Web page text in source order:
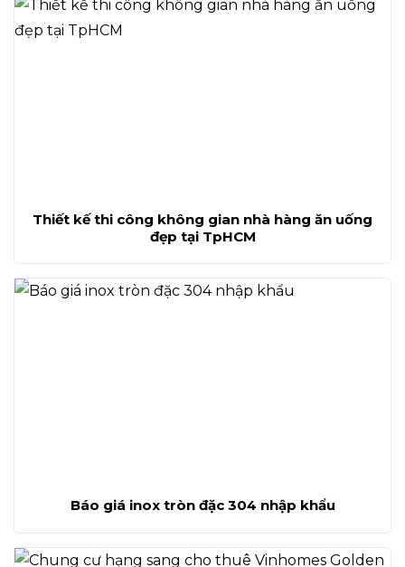
Thiết kế thi công không gian nhà hàng ăn uống
đẹp tại TpHCM
Báo giá inox tròn đặc 304 nhập khẩu